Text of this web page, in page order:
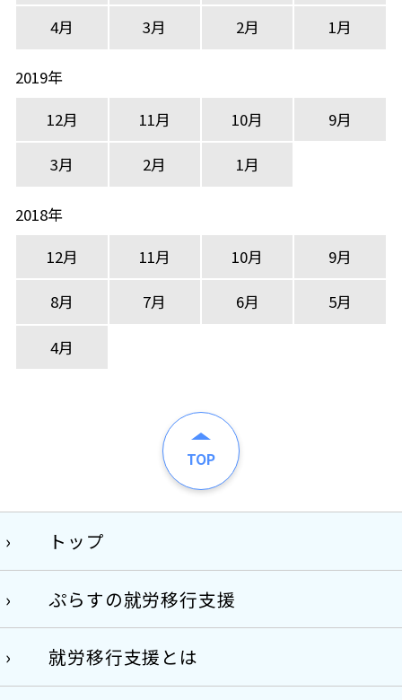
4月 3月 2月 1月
2019年
12月
11月 10月 9月
3月 2月 1月
2018年
12月
11月 10月 9月
8月 7月 6月 5月
4月
TOP
トップ
ぷらすの就労移行支援
就労移行支援とは